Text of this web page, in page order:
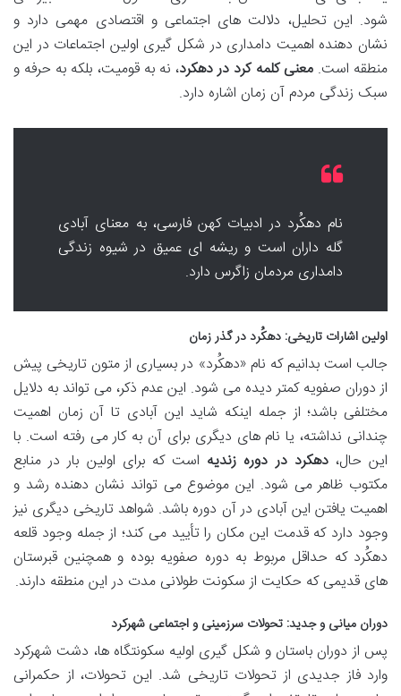
شود. این تحلیل، دلالت های اجتماعی و اقتصادی مهمی دارد و
نشان دهنده اهمیت دامداری در شکل گیری اولین اجتماعات در این
منطقه است.معنی کلمه کرد در دهکرد، نه به قومیت، بلکه به حرفه و
سبک زندگی مردم آن زمان اشاره دارد.
نام دهکُرد در ادبیات کهن فارسی، به معنای آبادی
گله داران است و ریشه ای عمیق در شیوه زندگی
دامداری مردمان زاگرس دارد.
اولین اشارات تاریخی: دهکُرد در گذر زمان
جالب است بدانیم که نام «دهکُرد» در بسیاری از متون تاریخی پیش
از دوران صفویه کمتر دیده می شود. این عدم ذکر، می تواند به دلایل
مختلفی باشد؛ از جمله اینکه شاید این آبادی تا آن زمان اهمیت
چندانی نداشته، یا نام های دیگری برای آن به کار می رفته است. با
این حال،دهکرد در دوره زندیه است که برای اولین بار در منابع
مکتوب ظاهر می شود. این موضوع می تواند نشان دهنده رشد و
اهمیت یافتن این آبادی در آن دوره باشد. شواهد تاریخی دیگری نیز
وجود دارد که قدمت این مکان را تأیید می کند؛ از جمله وجود قلعه
دهکُرد که حداقل مربوط به دوره صفویه بوده و همچنین قبرستان
های قدیمی که حکایت از سکونت طولانی مدت در این منطقه دارند.
دوران میانی و جدید: تحولات سرزمینی و اجتماعی شهرکرد
پس از دوران باستان و شکل گیری اولیه سکونتگاه ها، دشت شهرکرد
وارد فاز جدیدی از تحولات تاریخی شد. این تحولات، از حکمرانی